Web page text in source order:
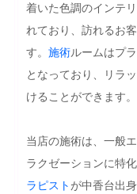
着いた色調のインテ
れており、訪れるお
す。 施術ルームはプ
となっており、リラ
けることができます。
当店の施術は、一般
ラクゼーションに特
ラピスト が中香台出